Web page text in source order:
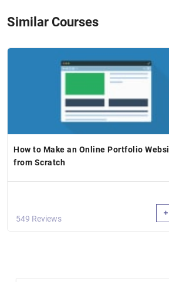
Similar Courses
How to Make an Online Portfolio
from Scratch
549 Reviews